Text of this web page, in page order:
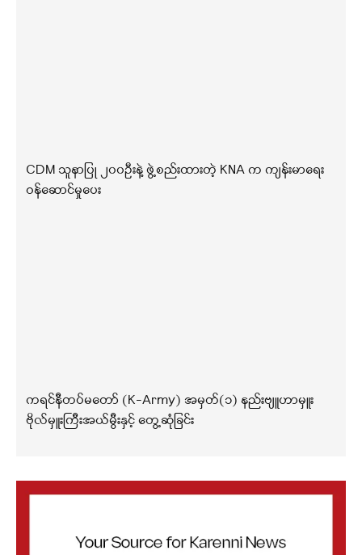
CDM သူနာပြု ၂၀၀ဦးနဲ့ ဖွဲ့စည်းထားတဲ့ KNA က ကျန်းမာရေး
ဝန်ဆောင်မှုပေး
ကရင်နီတပ်မတော် (K-Army) အမှတ်(၁) နည်းဗျူဟာမှူး
ဗိုလ်မှူးကြီးအယ်မွီးနှင့် တွေ့ဆုံခြင်း